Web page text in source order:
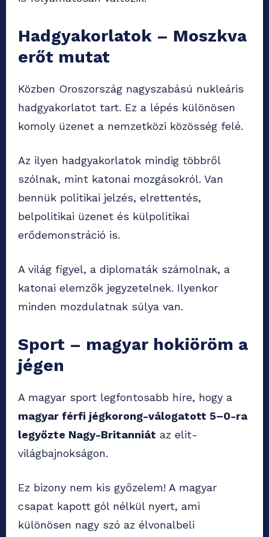
Hadgyakorlatok – Moszkva
erőt mutat
Közben Oroszország nagyszabású nukleáris
hadgyakorlatot tart. Ez a lépés különösen
komoly üzenet a nemzetközi közösség felé.
Az ilyen hadgyakorlatok mindig többről
szólnak, mint katonai mozgásokról. Van
bennük politikai jelzés, elrettentés,
belpolitikai üzenet és külpolitikai
erődemonstráció is.
A világ figyel, a diplomaták számolnak, a
katonai elemzők jegyzetelnek. Ilyenkor
minden mozdulatnak súlya van.
Sport – magyar hokiöröm a
jégen
A magyar sport legfontosabb híre, hogy a
magyar férfi jégkorong-válogatott 5–0-ra
legyőzte Nagy-Britanniát az elit-
világbajnokságon.
Ez bizony nem kis győzelem! A magyar
csapat kapott gól nélkül nyert, ami
különösen nagy szó az élvonalbeli